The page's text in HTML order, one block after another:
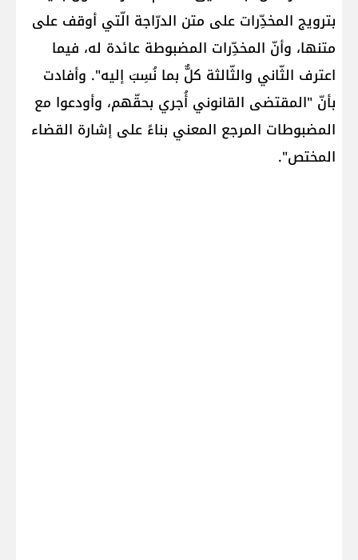
بترويج المخدِّرات على متن الدرّاجة الّتي أوقف على
متنها، وأنّ المخدِّرات المضبوطة عائدة له، فيما
اعترف الثّاني والثّالثة كلٌّ بما نُسِبَ إليه". وأفادت
بأنّ "المقتضى القانوني أُجري بحقّهم، وأودعوا مع
المضبوطات المرجع المعني بناءً على إشارة القضاء
المختص".